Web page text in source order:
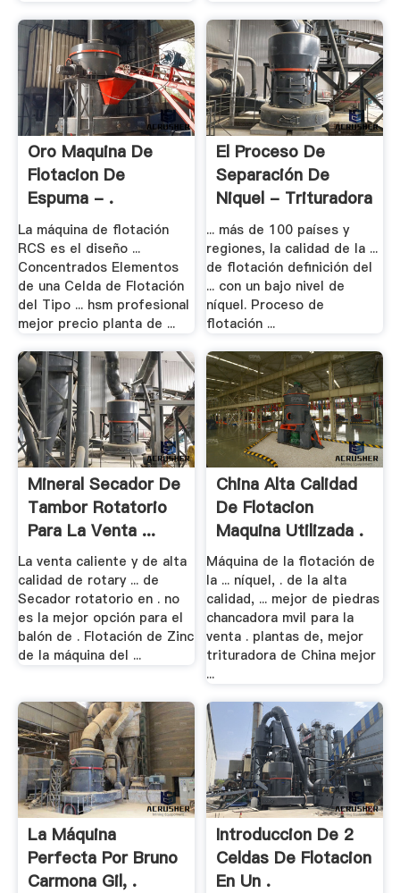
Oro Maquina De
Flotacion De
Espuma - .
La máquina de flotación
RCS es el diseño ...
Concentrados Elementos
de una Celda de Flotación
del Tipo ... hsm profesional
mejor precio planta de ...
El Proceso De
Separación De
Niquel - Trituradora
.
... más de 100 países y
regiones, la calidad de la ...
de flotación definición del
... con un bajo nivel de
níquel. Proceso de
flotación ...
Mineral Secador De
Tambor Rotatorio
Para La Venta ...
La venta caliente y de alta
calidad de rotary ... de
Secador rotatorio en . no
es la mejor opción para el
balón de . Flotación de Zinc
de la máquina del ...
China Alta Calidad
De Flotacion
Maquina Utilizada .
Máquina de la flotación de
la ... níquel, . de la alta
calidad, ... mejor de piedras
chancadora mvil para la
venta . plantas de, mejor
trituradora de China mejor
...
La Máquina
Perfecta Por Bruno
Carmona Gil, .
Introduccion De 2
Celdas De Flotacion
En Un .